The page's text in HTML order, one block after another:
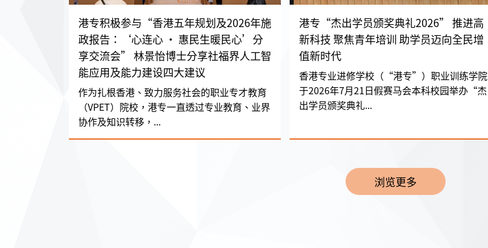
港专积极参与“香港五年规划及2026年施
政报告：‘心连心 • 惠民生暖民心’分
享交流会” 林景怡博士分享社福界人工智
能应用及能力建设四大建议
作为扎根香港、致力服务社会的职业专才教育
（VPET）院校，港专一直透过专业教育、业界
协作及知识转移，...
港专“杰出学员颁奖典礼2026” 推进高
新科技 聚焦青年培训 助学员迈向全民增
值新时代
香港专业进修学校（“港专”）职业训练学院
于2026年7月21日假赛马会本科校园举办“杰
出学员颁奖典礼...
浏览更多